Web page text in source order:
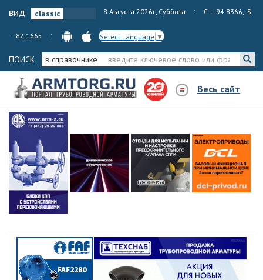
вид 8 Августа 2026г, Суббота € — 94.8366, $
— 82.1665 Select Language ▼
ПОИСК в справочнике
Весь сайт